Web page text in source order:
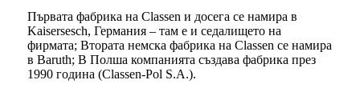
Първата фабрика на Classen и досега се намира в
Kaisersesch, Германия – там е и седалището на
фирмата; Втората немска фабрика на Classen се намира
в Baruth; В Полша компанията създава фабрика през
1990 година (Classen-Pol S.A.).